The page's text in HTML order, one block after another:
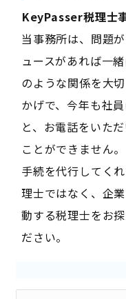
――KeyPasser税理士
当事務所は、問題
ュースがあれば一
のような関係を大
かげで、今年も社
と、お電話をいた
ことができません。
手続を代行してく
理士ではなく、企
動する税理士をお
ださい。